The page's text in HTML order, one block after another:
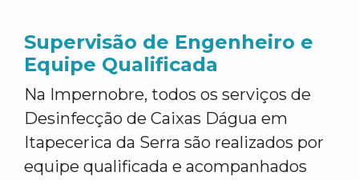
Supervisão de Engenheiro e
Equipe Qualificada
Na Impernobre, todos os serviços de
Desinfecção de Caixas Dágua em
Itapecerica da Serra são realizados por
equipe qualificada e acompanhados